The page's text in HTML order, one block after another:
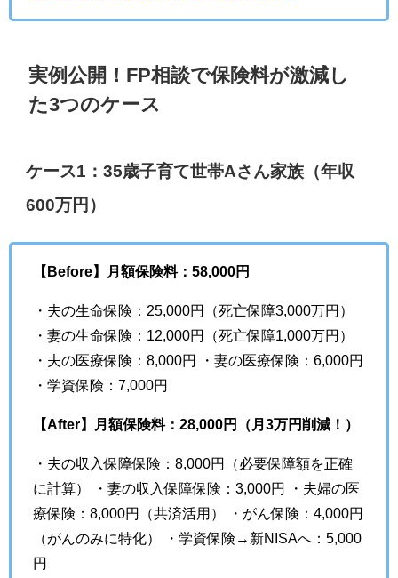
実例公開！FP相談で保険料が激減し
た3つのケース
ケース1：35歳子育て世帯Aさん家族（年収
600万円）
【Before】月額保険料：58,000円
・夫の生命保険：25,000円（死亡保障3,000万円）
・妻の生命保険：12,000円（死亡保障1,000万円）
・夫の医療保険：8,000円 ・妻の医療保険：6,000円
・学資保険：7,000円
【After】月額保険料：28,000円（月3万円削減！）
・夫の収入保障保険：8,000円（必要保障額を正確
に計算） ・妻の収入保障保険：3,000円 ・夫婦の医
療保険：8,000円（共済活用） ・がん保険：4,000円
（がんのみに特化） ・学資保険→新NISAへ：5,000
円